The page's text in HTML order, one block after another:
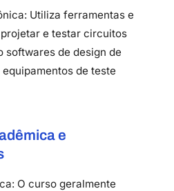
Utiliza ferramentas e
e testar circuitos
softwares de design de
de teste
e
O curso geralmente